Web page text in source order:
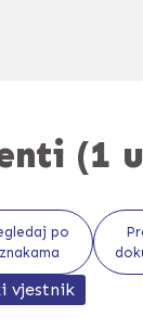
(1
po
vjestnik